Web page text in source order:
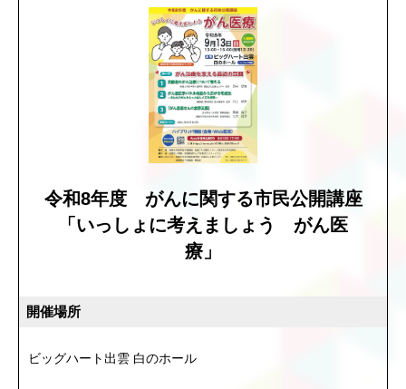
令和8年度 がんに関する市民公開講座
「いっしょに考えましょう がん医
療」
開催場所
ビッグハート出雲 白のホール